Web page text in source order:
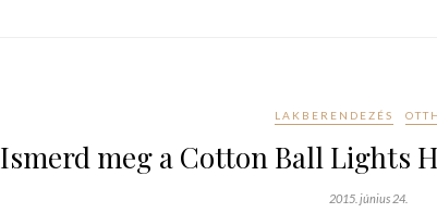
LAKBERENDEZÉS
Ismerd meg a Cotton Ball Lights
2015. június 24.